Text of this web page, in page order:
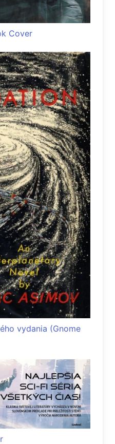
Cover
vydania (Gnome